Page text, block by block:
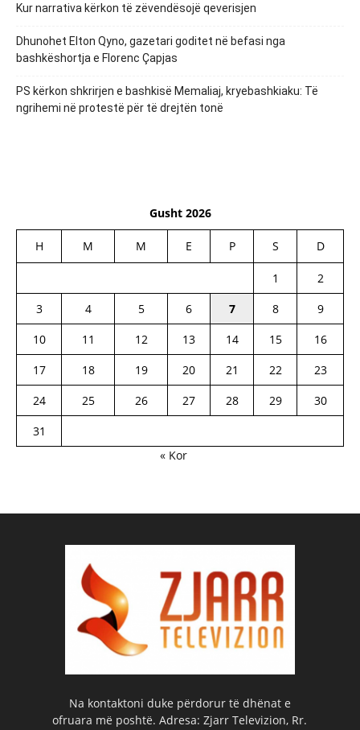
Kur narrativa kërkon të zëvendësojë qeverisjen
Dhunohet Elton Qyno, gazetari goditet në befasi nga
bashkëshortja e Florenc Çapjas
PS kërkon shkrirjen e bashkisë Memaliaj, kryebashkiaku: Të
ngrihemi në protestë për të drejtën tonë
Gusht 2026
H M M E P S D
1
2
3
4 5 6 7 8
9
10
11 12 13 14 15
16
17
18 19 20 21 22
23
24
25 26 27 28 29
30
31
« Kor
Na kontaktoni duke përdorur të dhënat e
ofruara më poshtë. Adresa: Zjarr Televizion, Rr.